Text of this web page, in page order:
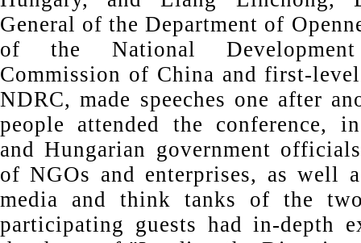
General of the Department of
of the National
Commission of China and first-
NDRC, made speeches one after
people attended the conference,
and Hungarian government
of NGOs and enterprises, as well
media and think tanks of the
participating guests had in-depth